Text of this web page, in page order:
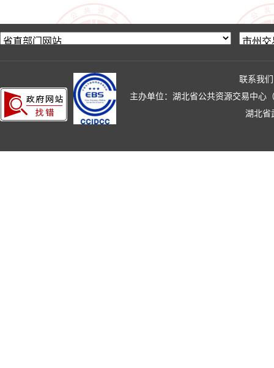
联系我们
主办单位：湖北省公共资源交易中心
湖北省